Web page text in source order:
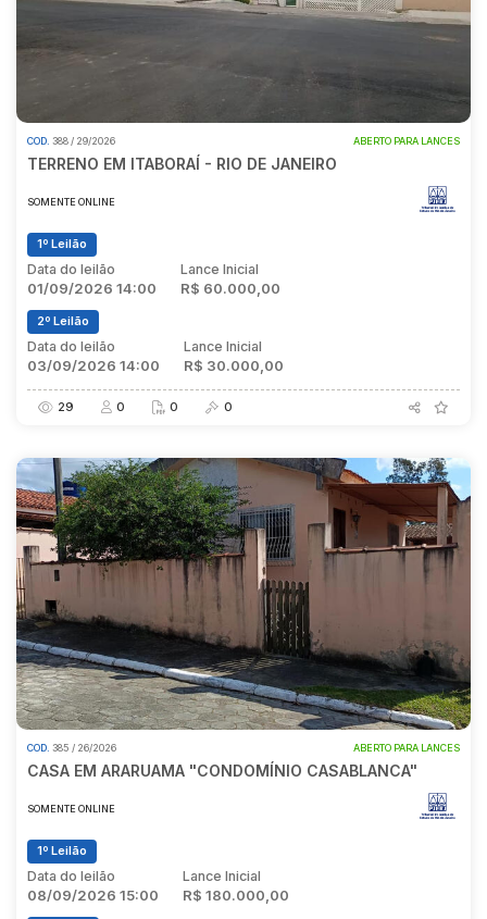
COD. 388 / 29/2026 ABERTO PARA LANCES
TERRENO EM ITABORAÍ - RIO DE JANEIRO
SOMENTE ONLINE
1º Leilão
Data do leilão
01/09/2026 14:00
Lance Inicial
R$ 60.000,00
2º Leilão
Data do leilão
03/09/2026 14:00
Lance Inicial
R$ 30.000,00
29 0 0 0
COD. 385 / 26/2026 ABERTO PARA LANCES
CASA EM ARARUAMA "CONDOMÍNIO CASABLANCA"
SOMENTE ONLINE
1º Leilão
Data do leilão
08/09/2026 15:00
Lance Inicial
R$ 180.000,00